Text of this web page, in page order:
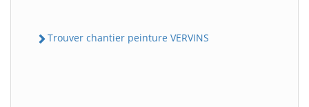
Trouver chantier peinture VERVINS